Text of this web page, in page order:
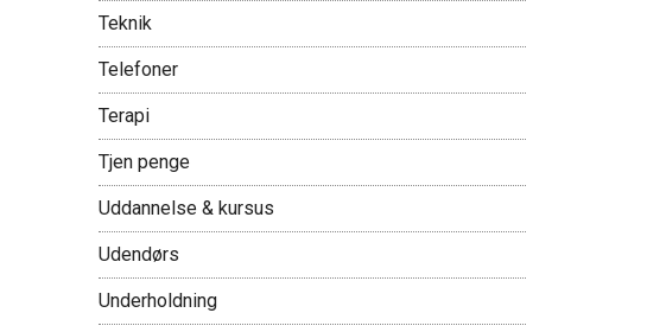
Teknik
Telefoner
Terapi
Tjen penge
Uddannelse & kursus
Udendørs
Underholdning